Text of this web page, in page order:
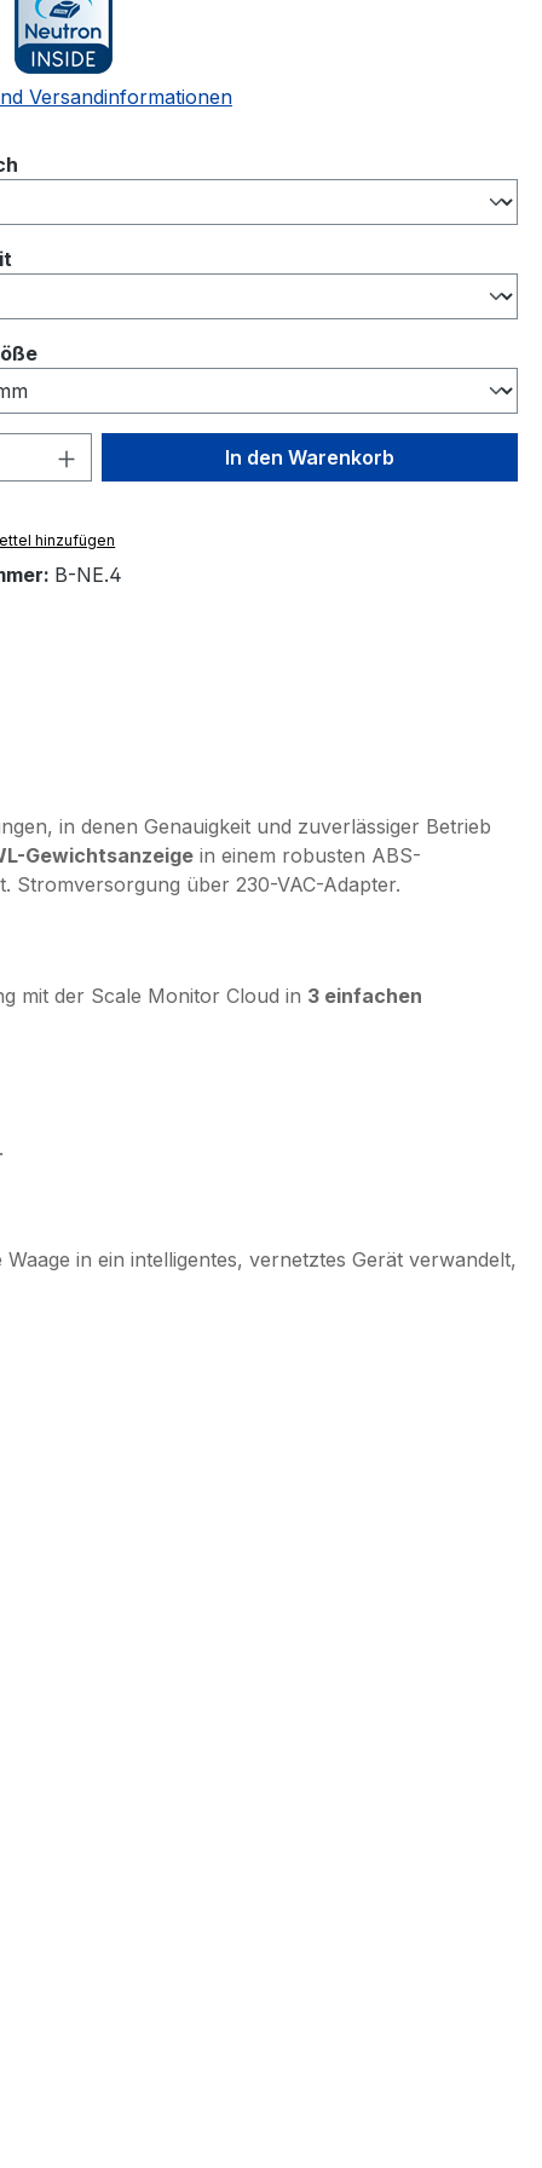
Versandinformationen
auswählen
Gib den gewünschten Wert
In den Warenkorb
hinzufügen
B-NE.4
in denen Genauigkeit und zuverlässiger Betrieb
Gewichtsanzeige in einem robusten ABS-
Stromversorgung über 230-VAC-Adapter.
mit der Scale Monitor Cloud in 3 einfachen
in ein intelligentes, vernetztes Gerät verwandelt,